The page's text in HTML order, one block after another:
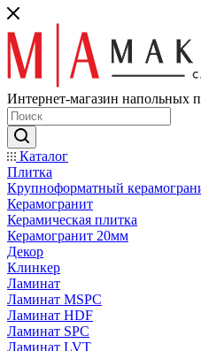
Интернет-магазин напольных
Каталог
Плитка
Крупноформатный
Керамогранит
Керамическая плитка
Керамогранит 20мм
Декор
Клинкер
Ламинат
Ламинат MSPC
Ламинат HDF
Ламинат SPC
Ламинат LVT